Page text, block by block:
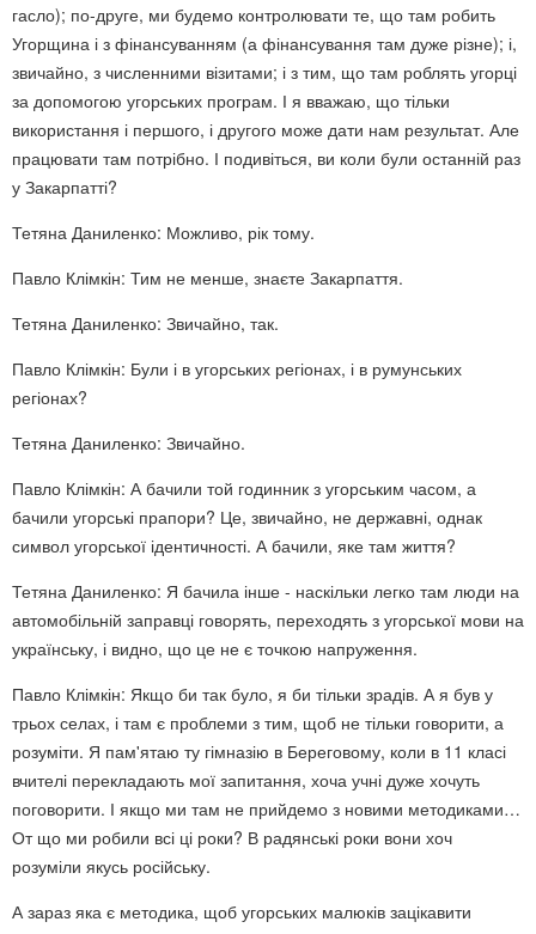
гасло); по-друге, ми будемо контролювати те, що там робить
Угорщина і з фінансуванням (а фінансування там дуже різне); і,
звичайно, з численними візитами; і з тим, що там роблять угорці
за допомогою угорських програм. І я вважаю, що тільки
використання і першого, і другого може дати нам результат. Але
працювати там потрібно. І подивіться, ви коли були останній раз
у Закарпатті?
Тетяна Даниленко: Можливо, рік тому.
Павло Клімкін: Тим не менше, знаєте Закарпаття.
Тетяна Даниленко: Звичайно, так.
Павло Клімкін: Були і в угорських регіонах, і в румунських
регіонах?
Тетяна Даниленко: Звичайно.
Павло Клімкін: А бачили той годинник з угорським часом, а
бачили угорські прапори? Це, звичайно, не державні, однак
символ угорської ідентичності. А бачили, яке там життя?
Тетяна Даниленко: Я бачила інше - наскільки легко там люди на
автомобільній заправці говорять, переходять з угорської мови на
українську, і видно, що це не є точкою напруження.
Павло Клімкін: Якщо би так було, я би тільки зрадів. А я був у
трьох селах, і там є проблеми з тим, щоб не тільки говорити, а
розуміти. Я пам'ятаю ту гімназію в Береговому, коли в 11 класі
вчителі перекладають мої запитання, хоча учні дуже хочуть
поговорити. І якщо ми там не прийдемо з новими методиками…
От що ми робили всі ці роки? В радянські роки вони хоч
розуміли якусь російську.
А зараз яка є методика, щоб угорських малюків зацікавити